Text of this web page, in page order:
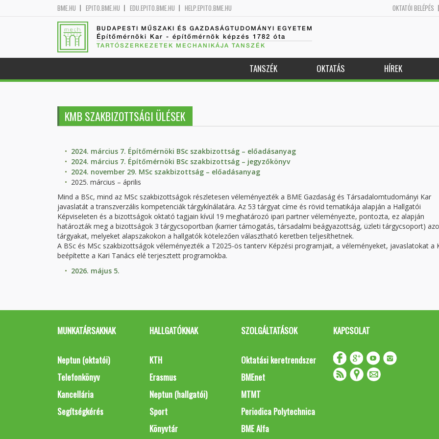
BME.HU EPITO.BME.HU EDU.EPITO.BME.HU HELP.EPITO.BME.HU OKTATÓI BELÉPÉS
BUDAPESTI MŰSZAKI ÉS GAZDASÁGTUDOMÁNYI EGYETEM
Építőmérnöki Kar - építőmérnök képzés 1782 óta
TARTÓSZERKEZETEK MECHANIKÁJA TANSZÉK
TANSZÉK OKTATÁS HÍREK
KMB SZAKBIZOTTSÁGI ÜLÉSEK
2024. március 7. Építőmérnöki BSc szakbizottság – előadásanyag
2024. március 7. Építőmérnöki BSc szakbizottság – jegyzőkönyv
2024. november 29. MSc szakbizottság – előadásanyag
2025. március – április
Mind a BSc, mind az MSc szakbizottságok részletesen véleményezték a BME Gazdaság és Társadalomtudományi Kar
javaslatát a transzverzális kompetenciák tárgykínálatára. Az 53 tárgyat címe és rövid tematikája alapján a Hallgatói
Képviseleten és a bizottságok oktató tagjain kívül 19 meghatározó ipari partner véleményezte, pontozta, ez alapján
határozták meg a bizottságok 3 tárgycsoportban (karrier támogatás, társadalmi beágyazottság, üzleti tárgycsoport)
tárgyakat, melyeket alapszakokon a hallgatók kötelezően választható keretben teljesíthetnek.
A BSc és MSc szakbizottságok véleményezték a T2025-ös tanterv Képzési programjait, a véleményeket, javaslatokat a
beépítette a Kari Tanács elé terjesztett programokba.
2026. május 5.
MUNKATÁRSAKNAK
Neptun (oktatói)
Telefonkönyv
Kancellária
Segítségkérés
HALLGATÓKNAK
KTH
Erasmus
Neptun (hallgatói)
Sport
Könyvtár
SZOLGÁLTATÁSOK
Oktatási keretrendszer
BMEnet
MTMT
Periodica Polytechnica
BME Alfa
KAPCSOLAT